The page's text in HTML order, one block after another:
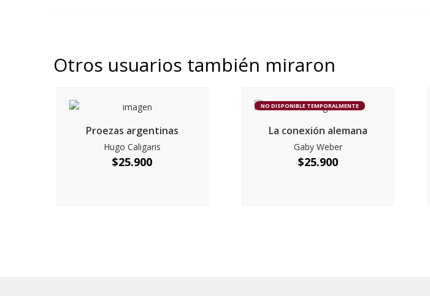
Otros usuarios también miraron
Proezas argentinas
Hugo Caligaris
$25.900
NO DISPONIBLE TEMPORALMENTE
La conexión alemana
Gaby Weber
$25.900